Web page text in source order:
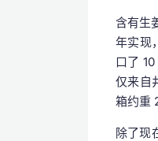
含有生
年实现
口了
仅来自
箱约重
除了现